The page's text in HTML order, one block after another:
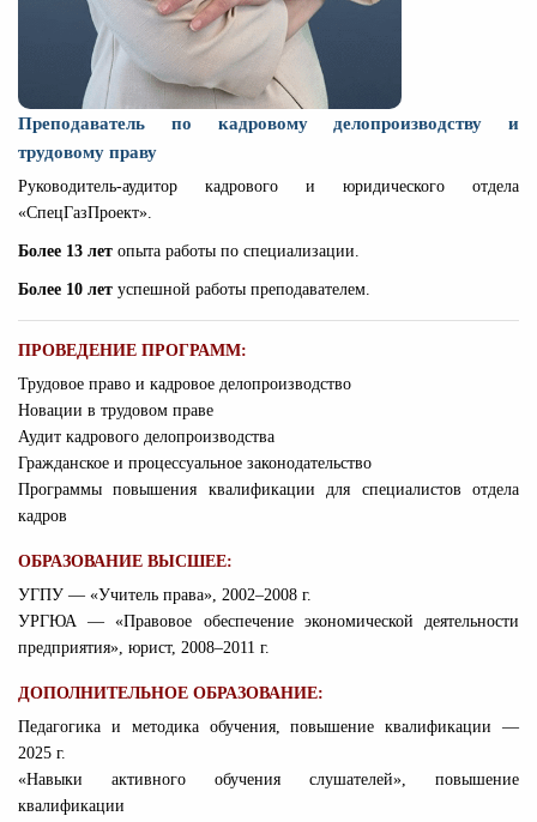
Преподаватель по кадровому делопроизводству и
трудовому праву
Руководитель-аудитор кадрового и юридического отдела
«СпецГазПроект».
Более 13 лет опыта работы по специализации.
Более 10 лет успешной работы преподавателем.
ПРОВЕДЕНИЕ ПРОГРАММ:
Трудовое право и кадровое делопроизводство
Новации в трудовом праве
Аудит кадрового делопроизводства
Гражданское и процессуальное законодательство
Программы повышения квалификации для специалистов отдела
кадров
ОБРАЗОВАНИЕ ВЫСШЕЕ:
УГПУ — «Учитель права», 2002–2008 г.
УРГЮА — «Правовое обеспечение экономической деятельности
предприятия», юрист, 2008–2011 г.
ДОПОЛНИТЕЛЬНОЕ ОБРАЗОВАНИЕ:
Педагогика и методика обучения, повышение квалификации —
2025 г.
«Навыки активного обучения слушателей», повышение
квалификации